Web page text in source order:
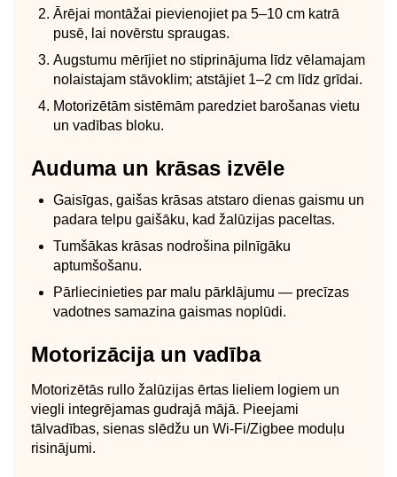
Ārējai montāžai pievienojiet pa 5–10 cm katrā
pusē, lai novērstu spraugas.
Augstumu mērījiet no stiprinājuma līdz vēlamajam
nolaistajam stāvoklim; atstājiet 1–2 cm līdz grīdai.
Motorizētām sistēmām paredziet barošanas vietu
un vadības bloku.
Auduma un krāsas izvēle
Gaisīgas, gaišas krāsas atstaro dienas gaismu un
padara telpu gaišāku, kad žalūzijas paceltas.
Tumšākas krāsas nodrošina pilnīgāku
aptumšošanu.
Pārliecinieties par malu pārklājumu — precīzas
vadotnes samazina gaismas noplūdi.
Motorizācija un vadība
Motorizētās rullo žalūzijas ērtas lieliem logiem un
viegli integrējamas gudrajā mājā. Pieejami
tālvadības, sienas slēdžu un Wi‑Fi/Zigbee moduļu
risinājumi.